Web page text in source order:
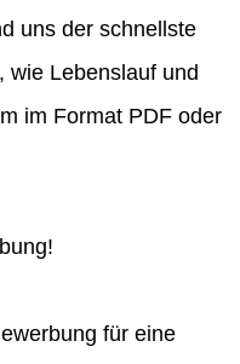
uns der schnellste
wie Lebenslauf und
im Format PDF oder
für eine